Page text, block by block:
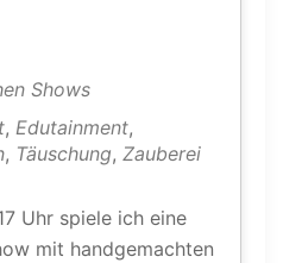
Shows
, Edutainment,
, Täuschung, Zauberei
Uhr spiele ich eine
mit handgemachten